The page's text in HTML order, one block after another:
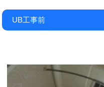
UB工事前